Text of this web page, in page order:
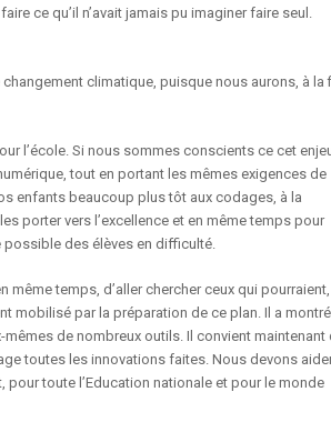
ce qu’il n’avait jamais pu imaginer faire seul.
climatique, puisque nous aurons, à la
l’école. Si nous sommes conscients ce cet
tout en portant les mêmes exigences de
enfants beaucoup plus tôt aux codages, à la
porter vers l’excellence et en même temps pour
possible des élèves en difficulté.
même temps, d’aller chercher ceux qui pourraient,
mobilisé par la préparation de ce plan. Il a montré
de nombreux outils. Il convient maintenant
toutes les innovations faites. Nous devons
toute l’Education nationale et pour le monde